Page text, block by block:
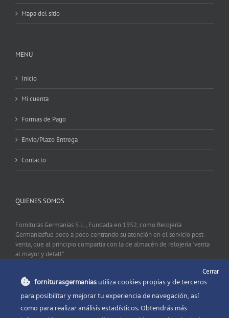
Mapa del sitio
MENU
Inicio
Mi cuenta
Formas de Pago
Envio/Plazo Entrega
Contacto
QUIENES SOMOS
Fornituras Germanías S.L., Fundada en 1952, como Relojería
Germaníasfue poco a poco centrando su atención en el servicio post-
venta, que al principio compartía con la de almacén de relojería "venta
al mayor y detall".
CONTACTO
Fornituras Germanías, Calle Sevilla 2, 46006 Valencia España
Cerrar
forniturasgermaniasutiliza cookies propias y de terceros
para posibilitar y mejorar tu experiencia de navegación, así
como para realizar análisis estadísticos. Obtendrás más